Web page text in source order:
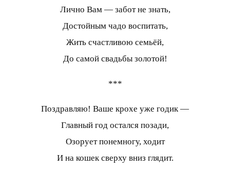
Лично Вам — забот не знать,
Достойным чадо воспитать,
Жить счастливою семьёй,
До самой свадьбы золотой!
***
Поздравляю! Ваше крохе уже годик —
Главный год остался позади,
Озорует понемногу, ходит
И на кошек сверху вниз глядит.